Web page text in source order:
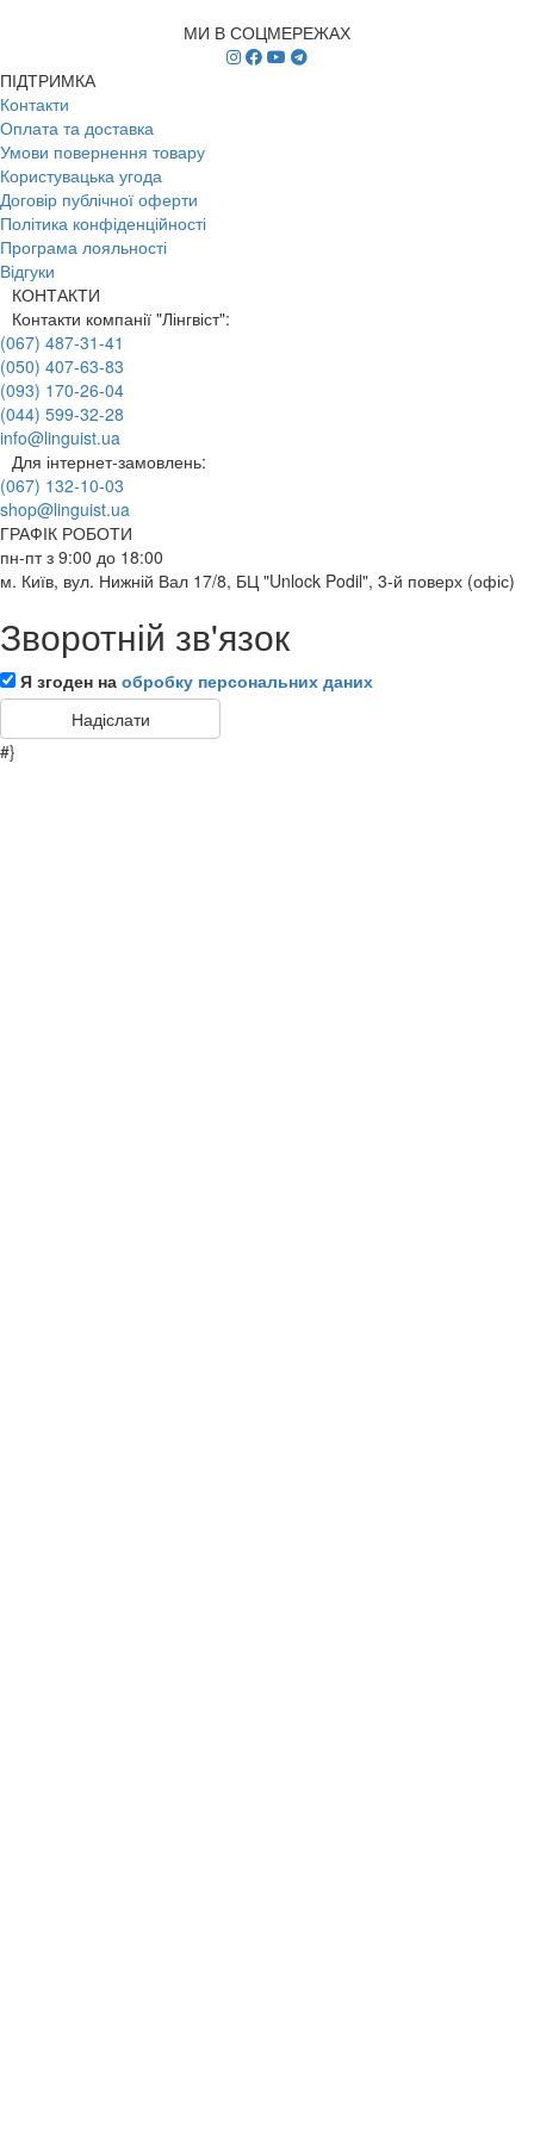
МИ В СОЦМЕРЕЖАХ
ПІДТРИМКА
Контакти
Оплата та доставка
Умови повернення товару
Користувацька угода
Договір публічної оферти
Політика конфіденційності
Програма лояльності
Відгуки
КОНТАКТИ
Контакти компанії "Лінгвіст":
(067) 487-31-41
(050) 407-63-83
(093) 170-26-04
(044) 599-32-28
info@linguist.ua
Для інтернет-замовлень:
(067) 132-10-03
shop@linguist.ua
ГРАФІК РОБОТИ
пн-пт з 9:00 до 18:00
м. Київ, вул. Нижній Вал 17/8, БЦ "Unlock Podil", 3-й поверх (офіс)
Зворотній зв'язок
Я згоден на обробку персональних даних
#}